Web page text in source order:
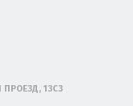
13С3